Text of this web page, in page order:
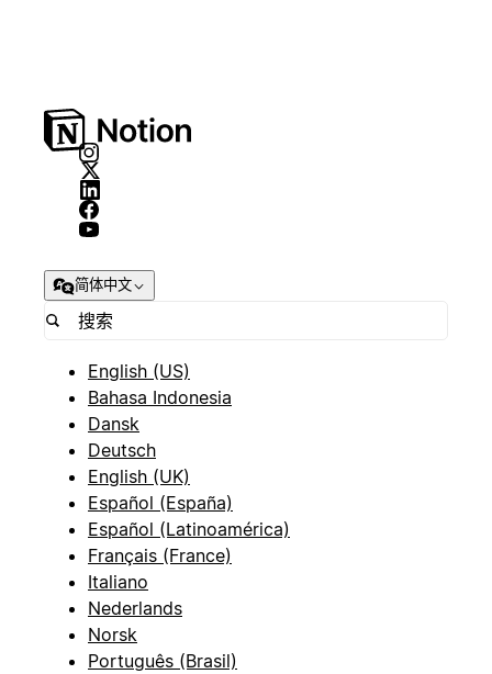
简体中文
English (US)
Bahasa Indonesia
Dansk
Deutsch
English (UK)
Español (España)
Español (Latinoamérica)
Français (France)
Italiano
Nederlands
Norsk
Português (Brasil)